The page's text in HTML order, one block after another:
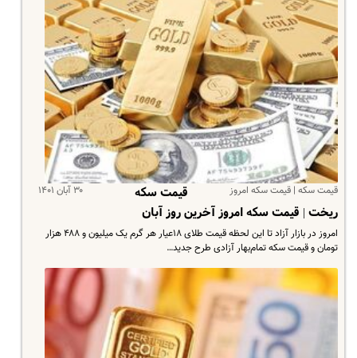
قیمت سکه | قیمت سکه امروز ۳۰ آبان ۱۴۰۱
قیمت سکه
ریخت | قیمت سکه امروز آخرین روز آبان
امروز در بازار آزاد تا این لحظه قیمت طلای ۱۸عیار هر گرم یک میلیون و ۴۸۸ هزار
تومان و قیمت سکه تمام‌بهار آزادی طرح جدید…